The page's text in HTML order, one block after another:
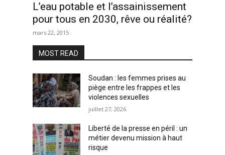
L’eau potable et l’assainissement
pour tous en 2030, rêve ou réalité?
mars 22, 2015
MOST READ
Soudan : les femmes prises au
piège entre les frappes et les
violences sexuelles
juillet 27, 2026
Liberté de la presse en péril : un
métier devenu mission à haut
risque